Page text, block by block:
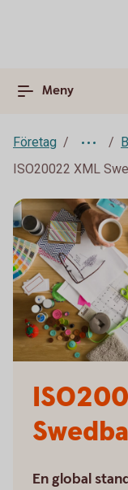
Meny
Företag
ISO20022 XML
En global